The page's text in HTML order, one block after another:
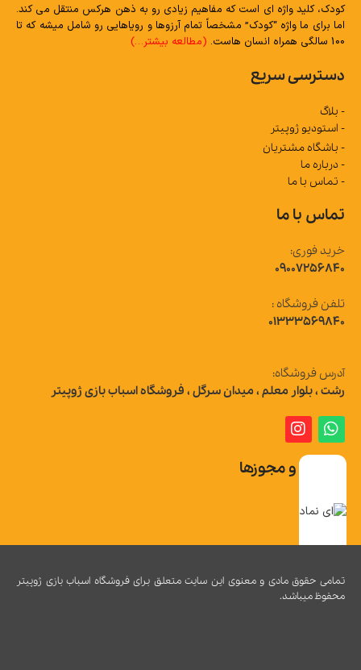
کودک، کلید واژه ای است که مفاهیم زیادی رو به ذهن هرکس منتقل می کند.
اما برای ما واژه “کودک” مشخصاً تمام آرزوها و رویاهایی رو شامل میشه که تا
100 سالگی همراه انسان هاست.
(مطالعه بیشتر…)
دسترسی سریع
- بلاگ
- استودیو ژوپیتر
- باشگاه مشتریان
- درباره ما
- تماس با ما
تماس با ما
خرید فوری:
09007256840
تلفن فروشگاه :
01333569840
آدرس فروشگاه:
رشت ، بلوار معلم ، میدان سرگل ، فروشگاه اسباب بازی ژوپیتر
تاییدیه و مجوزها
تمامی حقوق مادی و معنوی این سایت متعلق برای فروشگاه اسباب بازی ژوپیتر
محفوظ میباشد.